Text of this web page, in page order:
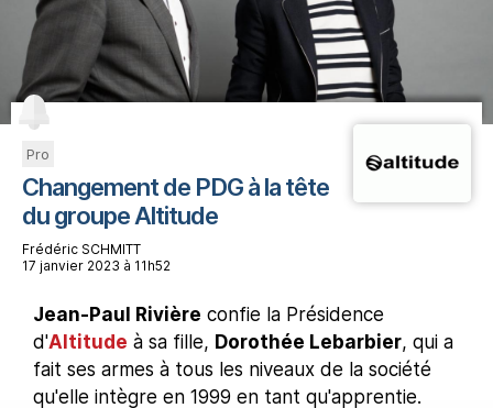
Pro
Changement de PDG à la tête
du groupe Altitude
Frédéric SCHMITT
17 janvier 2023 à 11h52
Jean-Paul Rivière confie la Présidence
d'Altitude à sa fille, Dorothée Lebarbier, qui a
fait ses armes à tous les niveaux de la société
qu'elle intègre en 1999 en tant qu'apprentie.